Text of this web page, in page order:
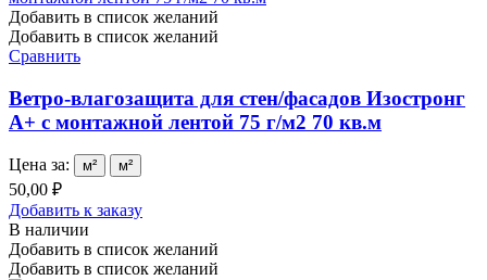
Добавить в список желаний
Добавить в список желаний
Сравнить
Ветро-влагозащита для стен/фасадов Изостронг
А+ с монтажной лентой 75 г/м2 70 кв.м
Цена за: м² м²
50,00 ₽
Добавить к заказу
В наличии
Добавить в список желаний
Добавить в список желаний